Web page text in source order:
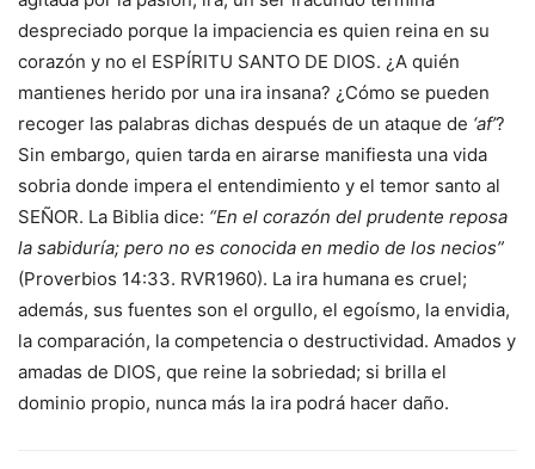
despreciado porque la impaciencia es quien reina en su
corazón y no el ESPÍRITU SANTO DE DIOS. ¿A quién
mantienes herido por una ira insana? ¿Cómo se pueden
recoger las palabras dichas después de un ataque de ‘af’?
Sin embargo, quien tarda en airarse manifiesta una vida
sobria donde impera el entendimiento y el temor santo al
SEÑOR. La Biblia dice: “En el corazón del prudente reposa
la sabiduría; pero no es conocida en medio de los necios”
(Proverbios 14:33. RVR1960). La ira humana es cruel;
además, sus fuentes son el orgullo, el egoísmo, la envidia,
la comparación, la competencia o destructividad. Amados y
amadas de DIOS, que reine la sobriedad; si brilla el
dominio propio, nunca más la ira podrá hacer daño.